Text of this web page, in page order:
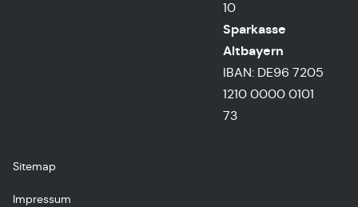
10
Sparkasse
Altbayern
IBAN: DE96 7205
1210 0000 0101
73
Sitemap
Impressum